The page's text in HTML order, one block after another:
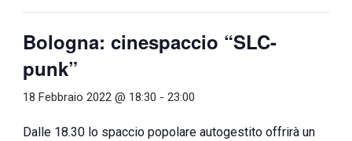
Bologna: cinespaccio “SLC-
punk”
18 Febbraio 2022 @ 18:30 -23:00
Dalle 18.30 lo spaccio popolare autogestito offrirà un